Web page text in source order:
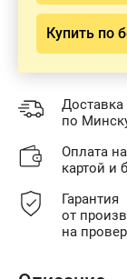
Купить по
Доставка
по
Оплата
картой и
Гарантия
от
на